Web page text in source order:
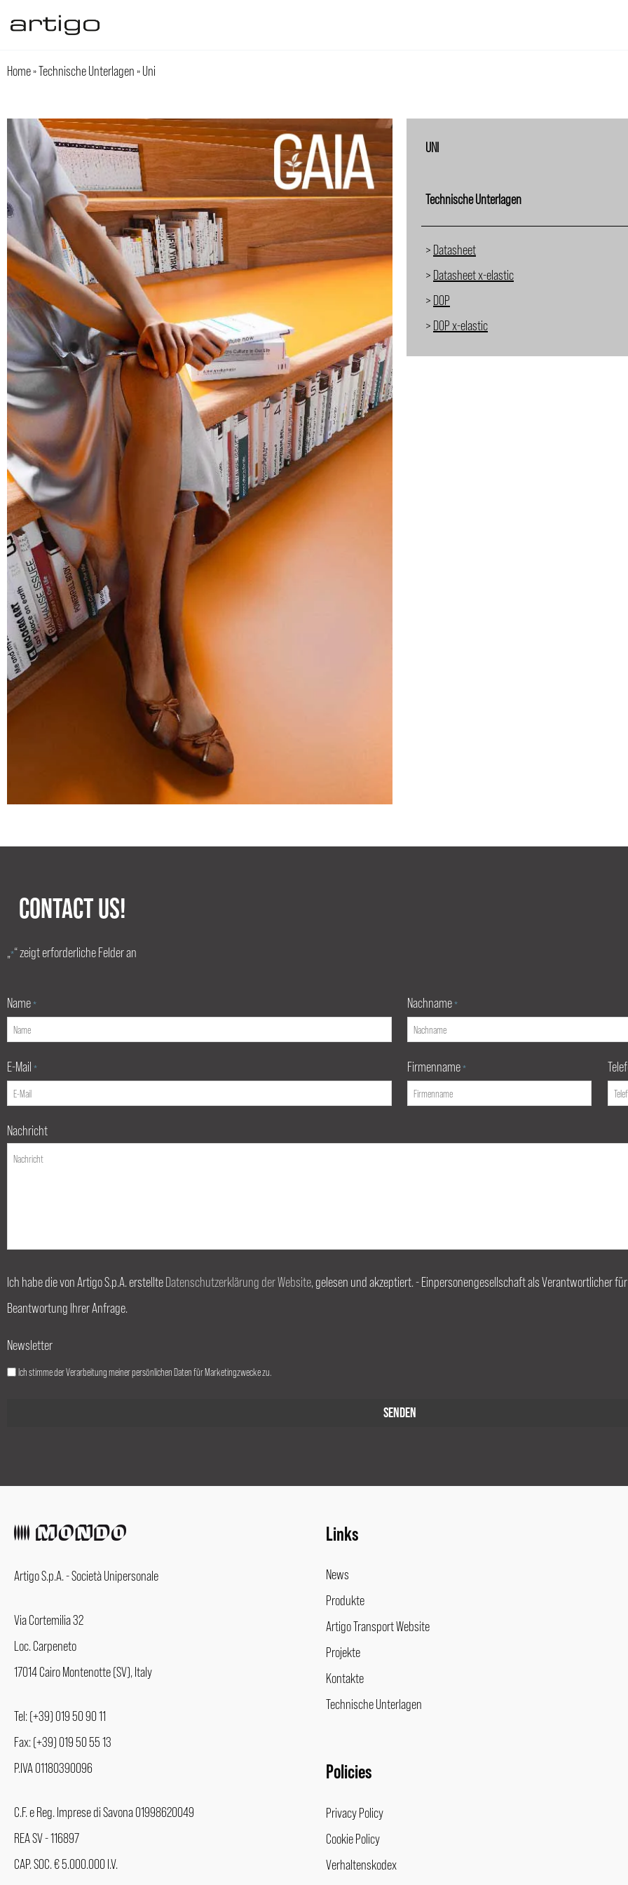
springen
Home»Technische Unterlagen »Uni
UNI
Technische Unterlagen
> Datasheet
> Datasheet x-elastic
> DOP
> DOP x-elastic
CONTACT US!
*“ zeigt erforderliche Felder an
Name * Nachname *
E-Mail * Firmenname *
Nachricht
Ich habe die von Artigo S.p.A. erstellteDatenschutzerklärung der Website , gelesen und akzeptiert. - Einpersonengesellschaft als Verantwortlicher
Beantwortung Ihrer Anfrage.
Newsletter
Ich stimme der Verarbeitung meiner persönlichen Daten für Marketingzwecke zu.
Artigo S.p.A. - Società Unipersonale
Via Cortemilia 32
Loc. Carpeneto
17014 Cairo Montenotte (SV), Italy
Tel: (+39) 019 50 90 11
Fax: (+39) 019 50 55 13
P.IVA 01180390096
C.F. e Reg. Imprese di Savona 01998620049
REA SV - 116897
CAP. SOC. € 5.000.000 I.V.
Links
News
Produkte
Artigo Transport Website
Projekte
Kontakte
Technische Unterlagen
Policies
Privacy Policy
Cookie Policy
Verhaltenskodex